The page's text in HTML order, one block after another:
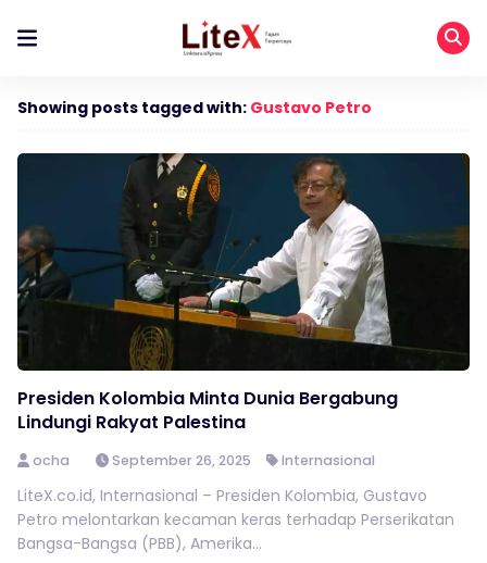
Showing posts tagged with: Gustavo Petro
Presiden Kolombia Minta Dunia Bergabung
Lindungi Rakyat Palestina
ocha September 26, 2025 Internasional
LiteX.co.id, Internasional – Presiden Kolombia, Gustavo
Petro melontarkan kecaman keras terhadap Perserikatan
Bangsa-Bangsa (PBB), Amerika...